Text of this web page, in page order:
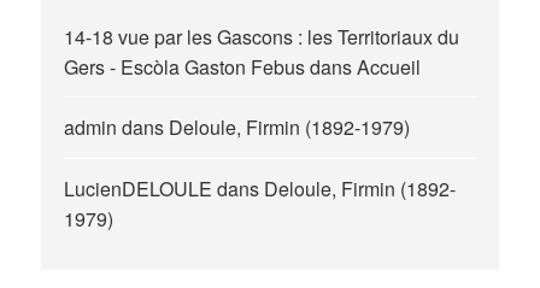
14-18 vue par les Gascons : les Territoriaux du
Gers - Escòla Gaston FebusdansAccueil
admin dans Deloule, Firmin (1892-1979)
LucienDELOULE dans Deloule, Firmin (1892-
1979)